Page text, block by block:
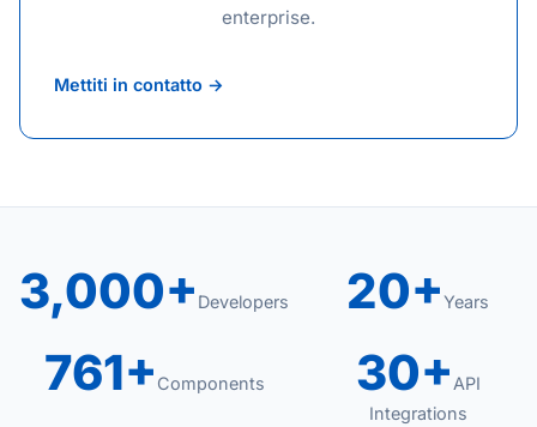
enterprise.
Mettiti in contatto →
3,000+ Developers 20+Years
761+ Components 30+ API
Integrations